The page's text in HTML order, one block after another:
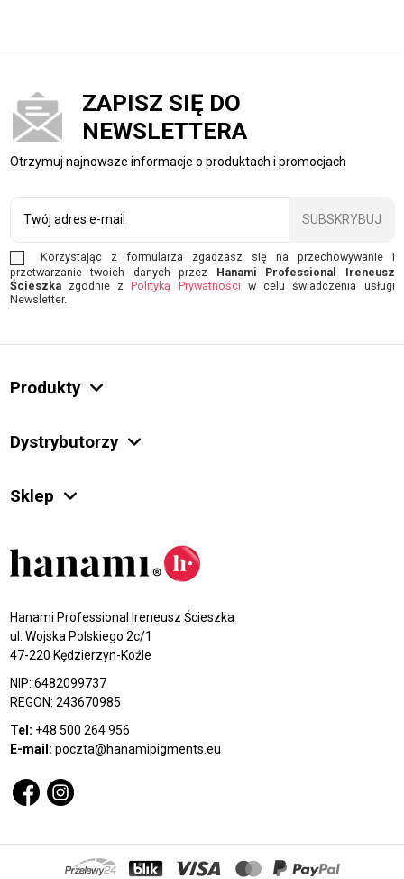
ZAPISZ SIĘ DO
NEWSLETTERA
Otrzymuj najnowsze informacje o produktach i promocjach
SUBSKRYBUJ
Korzystając z formularza zgadzasz się na przechowywanie i
przetwarzanie twoich danych przez Hanami Professional Ireneusz
Ścieszkazgodnie zPolityką Prywatności w celu świadczenia usługi
Newsletter.
Produkty
Dystrybutorzy
Sklep
Hanami Professional Ireneusz Ścieszka
ul. Wojska Polskiego 2c/1
47-220 Kędzierzyn-Koźle
NIP: 6482099737
REGON: 243670985
Tel: +48 500 264 956
E-mail: poczta@hanamipigments.eu